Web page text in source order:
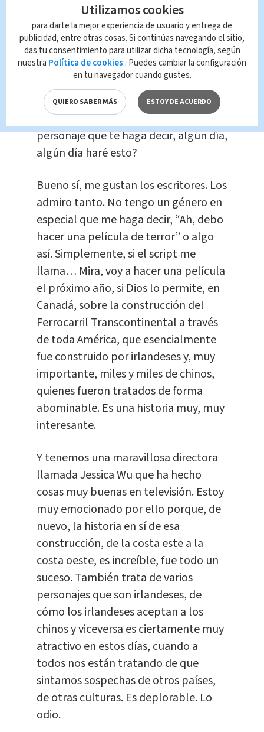
humanidad y es parte de la especie
humana. No deberíamos tener miedo
de explorar eso.
Has sido un Jedi, has sido Schindler…
has hecho de todo. Así que me
pregunto, ¿existe algún tipo de
personaje que te haga decir, algún día,
algún día haré esto?
Bueno sí, me gustan los escritores. Los
admiro tanto. No tengo un género en
especial que me haga decir, “Ah, debo
hacer una película de terror” o algo
así. Simplemente, si el script me
llama… Mira, voy a hacer una película
el próximo año, si Dios lo permite, en
Canadá, sobre la construcción del
Ferrocarril Transcontinental a través
de toda América, que esencialmente
fue construido por irlandeses y, muy
importante, miles y miles de chinos,
quienes fueron tratados de forma
abominable. Es una historia muy, muy
interesante.
Y tenemos una maravillosa directora
llamada Jessica Wu que ha hecho
cosas muy buenas en televisión. Estoy
muy emocionado por ello porque, de
nuevo, la historia en sí de esa
construcción, de la costa este a la
costa oeste, es increíble, fue todo un
suceso. También trata de varios
personajes que son irlandeses, de
cómo los irlandeses aceptan a los
chinos y viceversa es ciertamente muy
atractivo en estos días, cuando a
todos nos están tratando de que
sintamos sospechas de otros países,
de otras culturas. Es deplorable. Lo
odio.
Utilizamos cookies
para darte la mejor experiencia de usuario y entrega de
publicidad, entre otras cosas. Si continúas navegando el sitio,
das tu consentimiento para utilizar dicha tecnología, según
nuestra Política de cookies . Puedes cambiar la configuración
en tu navegador cuando gustes.
QUIERO SABER MÁS ESTOY DE ACUERDO